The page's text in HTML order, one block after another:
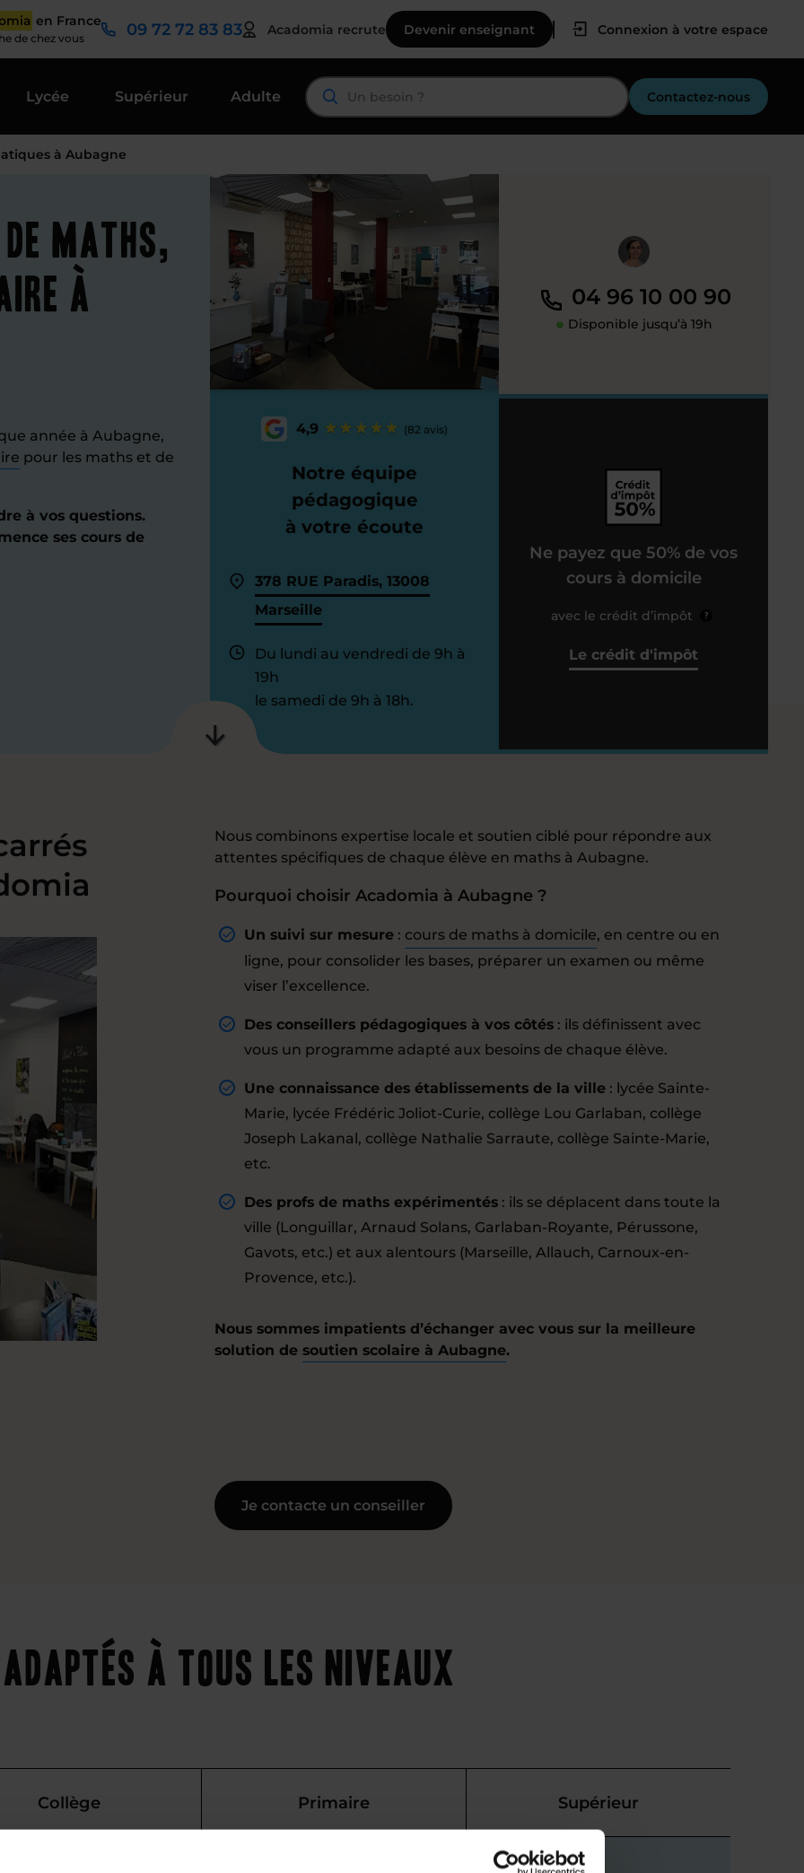
en France
de chez vous 09 72 72 83 83 Acadomia recrute Devenir enseignant Connexion à votre espace
Lycée Supérieur Adulte Contactez-nous
à Aubagne
maths,
à
année à Aubagne,
pour les maths et de
à vos questions.
ses cours de
4,9 (82 avis)
Notre équipe
pédagogique
à votre écoute
378 RUE Paradis, 13008
Marseille
Du lundi au vendredi de 9h à
19h
le samedi de 9h à 18h.
04 96 10 00 90
Disponible jusqu’à 19h
Ne payez que 50% de vos
cours à domicile
avec le crédit d’impôt ?
Le crédit d'impôt
Nous combinons expertise locale et soutien ciblé pour répondre aux
attentes spécifiques de chaque élève en maths à Aubagne.
Pourquoi choisir Acadomia à Aubagne ?
Un suivi sur mesure : cours de maths à domicile, en centre ou en
ligne, pour consolider les bases, préparer un examen ou même
viser l’excellence.
Des conseillers pédagogiques à vos côtés : ils définissent avec
vous un programme adapté aux besoins de chaque élève.
Une connaissance des établissements de la ville : lycée Sainte-
Marie, lycée Frédéric Joliot-Curie, collège Lou Garlaban, collège
Joseph Lakanal, collège Nathalie Sarraute, collège Sainte-Marie,
etc.
Des profs de maths expérimentés : ils se déplacent dans toute la
ville (Longuillar, Arnaud Solans, Garlaban-Royante, Pérussone,
Gavots, etc.) et aux alentours (Marseille, Allauch, Carnoux-en-
Provence, etc.).
Nous sommes impatients d’échanger avec vous sur la meilleure
solution de soutien scolaire à Aubagne.
Je contacte un conseiller
à tous les niveaux
Collège Primaire Supérieur